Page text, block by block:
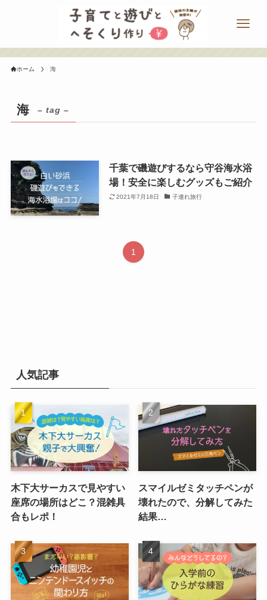
ホーム 海
海 – tag –
千葉で磯遊びするなら守谷海水浴
場！安全に楽しむグッズもご紹介
2021年7月18日 子連れ旅行
1
人気記事
木下大サーカスで見やすい
座席の場所はどこ？混雑具
合もレポ！
スマイルゼミタッチペンが
壊れたので、分解してみた
結果…